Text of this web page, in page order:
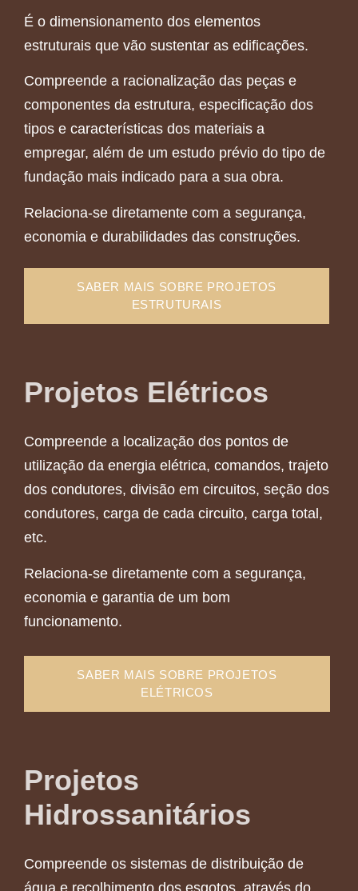
É o dimensionamento dos elementos
estruturais que vão sustentar as edificações.
Compreende a racionalização das peças e
componentes da estrutura, especificação dos
tipos e características dos materiais a
empregar, além de um estudo prévio do tipo de
fundação mais indicado para a sua obra.
Relaciona-se diretamente com a segurança,
economia e durabilidades das construções.
SABER MAIS SOBRE PROJETOS
ESTRUTURAIS
Projetos Elétricos
Compreende a localização dos pontos de
utilização da energia elétrica, comandos, trajeto
dos condutores, divisão em circuitos, seção dos
condutores, carga de cada circuito, carga total,
etc.
Relaciona-se diretamente com a segurança,
economia e garantia de um bom
funcionamento.
SABER MAIS SOBRE PROJETOS
ELÉTRICOS
Projetos
Hidrossanitários
Compreende os sistemas de distribuição de
água e recolhimento dos esgotos, através do